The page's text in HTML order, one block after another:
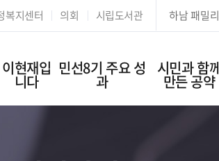
본문 바로가기
복지센터 의회 시립도서관 하남 패밀
이현재입
니다
민선8기 주요 성
과
시민과 함
만든 공약